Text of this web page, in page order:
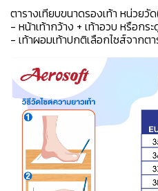
ตารางเทียบขนาดรองเท้า หน่วยวัด
- หน้าเท้ากว้าง + เท้าอวบ หรือกร
- เท้าผอมเท้าปกติเลือกไซส์จากตา